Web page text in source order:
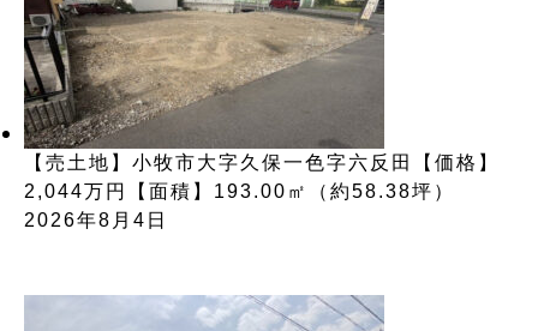
【売土地】小牧市大字久保一色字六反田【価格】
2,044万円【面積】193.00㎡（約58.38坪）
2026年8月4日